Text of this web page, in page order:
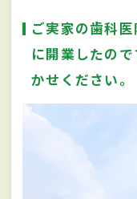
ご実家の歯科
に開業したの
かせください。